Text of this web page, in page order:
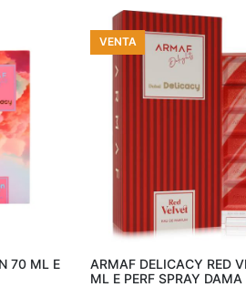
70 ML E
VENTA
ARMAF DELICACY RED
ML E PERF SPRAY DAMA